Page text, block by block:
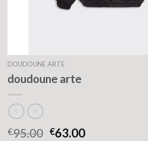
DOUDOUNE ARTE
doudoune arte
€95.00 €63.00